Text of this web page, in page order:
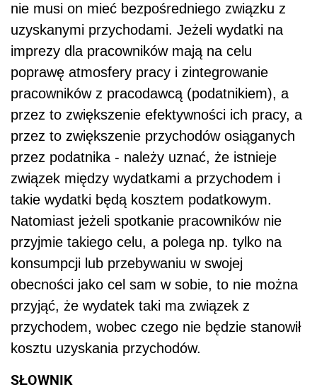
nie musi on mieć bezpośredniego związku z
uzyskanymi przychodami. Jeżeli wydatki na
imprezy dla pracowników mają na celu
poprawę atmosfery pracy i zintegrowanie
pracowników z pracodawcą (podatnikiem), a
przez to zwiększenie efektywności ich pracy, a
przez to zwiększenie przychodów osiąganych
przez podatnika - należy uznać, że istnieje
związek między wydatkami a przychodem i
takie wydatki będą kosztem podatkowym.
Natomiast jeżeli spotkanie pracowników nie
przyjmie takiego celu, a polega np. tylko na
konsumpcji lub przebywaniu w swojej
obecności jako cel sam w sobie, to nie można
przyjąć, że wydatek taki ma związek z
przychodem, wobec czego nie będzie stanowił
kosztu uzyskania przychodów.
SŁOWNIK